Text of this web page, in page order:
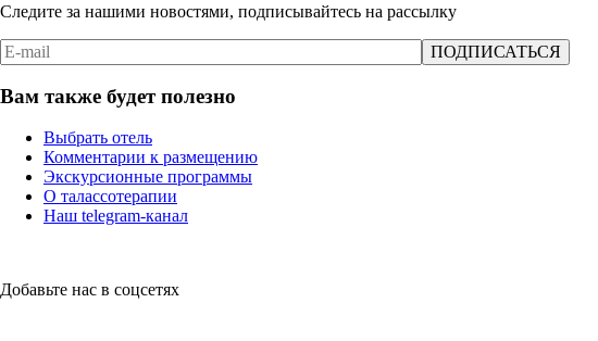
Следите за нашими новостями, подписывайтесь на рассылку
Вам также будет полезно
Выбрать отель
Комментарии к размещению
Экскурсионные программы
О талассотерапии
Наш telegram-канал
Добавьте нас в соцсетях